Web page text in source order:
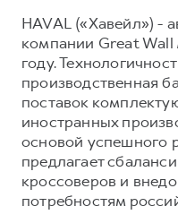
HAVAL («Хавейл») -
компании Great Wall
году.
производственная
поставок
иностранных
основой успешного
предлагает
кроссоверов и
потребностям